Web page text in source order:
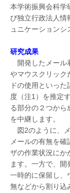
本学術振興会科学
び独立行政法人情
ュニケーションシ
研究成果
開発したメール
やマウスクリック
ドの使用といっ
度（注1）を推定
る部分の２つか
を中継します。
図2のように、
メールの有無を
ザの作業状況にか
ます。一方で、
一時的に保留し、
無などから割り込